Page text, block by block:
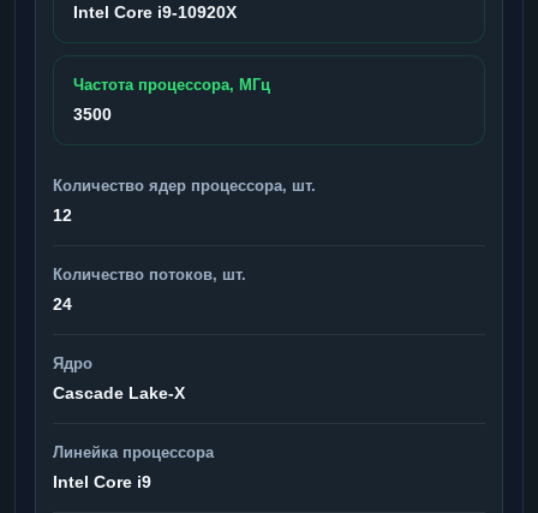
Intel Core i9-10920X
Частота процессора, МГц
3500
Количество ядер процессора, шт.
12
Количество потоков, шт.
24
Ядро
Cascade Lake-X
Линейка процессора
Intel Core i9